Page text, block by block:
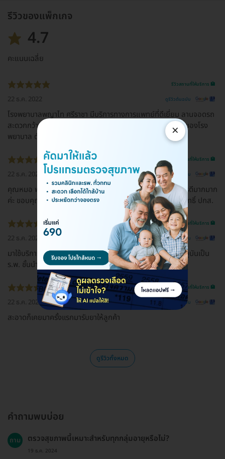
รีวิวของแพ็กเกจ
4.7
คะแนนเฉลี่ย
รีวิวสถานที่ให้บริการ 🏥
22 ธ.ค. 2022 ดูรีวิวต้นฉบับ
โรงพยาบาลพญาไท ศรีราชา มีบริการทางการแพทย์ที่ดีเยี่ยม ลานจอดรถ
สะดวกกว้างขวาง มีรถรับ-ส่ง จากลานจอดรถไปยังหน้าทางเข้าของโรง
พยาบาล ตั้งอยู่ในอำเภอศรีราชา จังหวัดชลบรี
รีวิวสถานที่ให้บริการ 🏥
22 ธ.ค. 2022 ดูรีวิวต้นฉบับ
คุณหมอ พยาบาล เจ้าหน้าที่ทุกคน พูดจาไพเราะ แนะนำดี บริการดีมากมาก
ค่ะ ขอบคุณที่ดูแลทุกขั้นตอนเป็นอย่างดีค่ะ ไม่เว้นแม้กระทั่งใช้สิทธิ์ ปกส.
รีวิวสถานที่ให้บริการ 🏥
22 ธ.ค. 2022 ดูรีวิวต้นฉบับ
มาใช้บริการ ร.พ. แห่งนี้ ตั้งแต่ครั้งแรกถึงปัจจุบันร่วม20ปี ปัจจุบันเป็น
ร.พ. ชั้นนำอันดับต้นๆของอำเภอศรีราชาไปแล้ว
รีวิวสถานที่ให้บริการ 🏥
22 ธ.ค. 2022 ดูรีวิวต้นฉบับ
สะอาดก็เคยมาครั้งเเรกมารับยาให้ลูกค้า
ดูรีวิวทั้งหมด
คำถามพบบ่อย
ถาม ตรวจสุขภาพนี้เหมาะสำหรับทุกกลุ่มอายุหรือไม่?
19 ธ.ค. 2024
×